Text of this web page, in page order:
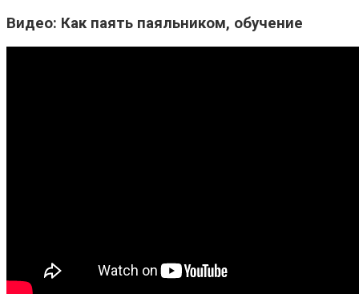
Видео: Как паять паяльником, обучение